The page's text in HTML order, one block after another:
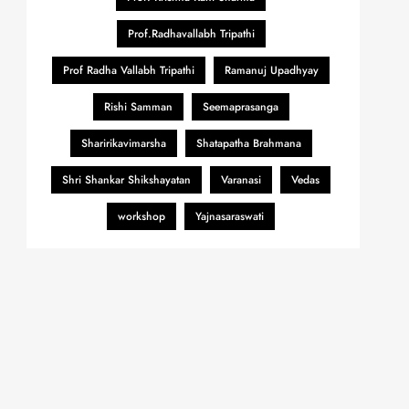
Prof.Radhavallabh Tripathi
Prof Radha Vallabh Tripathi Ramanuj Upadhyay
Rishi Samman Seemaprasanga
Sharirikavimarsha Shatapatha Brahmana
Shri Shankar Shikshayatan Varanasi Vedas
workshop Yajnasaraswati